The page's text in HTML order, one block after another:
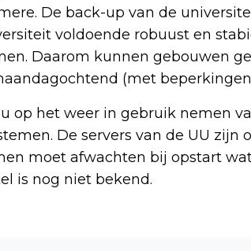
De back-up van de
voldoende robuust en
Daarom kunnen gebouwen
(met
op het weer in gebruik nemen
De servers van de UU zijn
moet afwachten bij opstart
is nog niet bekend.